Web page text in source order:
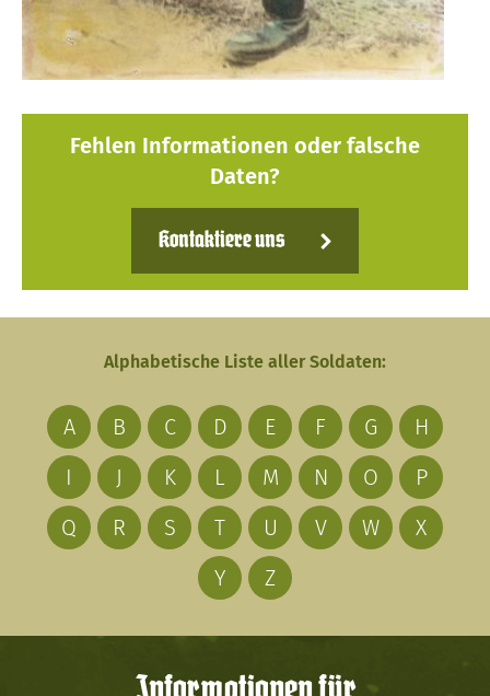
Fehlen Informationen oder falsche
Daten?
Kontaktiere uns
Alphabetische Liste aller Soldaten:
A B C D E F G
H
I
J K L M N O
P
Q
R S T U V W
X
Y
Z